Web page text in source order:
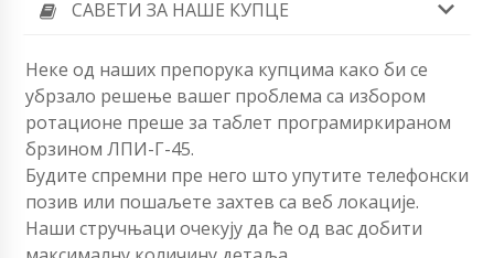
САВЕТИ ЗА НАШЕ КУПЦЕ
Неке од наших препорука купцима како би се
убрзало решење вашег проблема са избором
ротационе преше за таблет програмиркираном
брзином ЛПИ-Г-45.
Будите спремни пре него што упутите телефонски
позив или пошаљете захтев са веб локације.
Наши стручњаци очекују да ће од вас добити